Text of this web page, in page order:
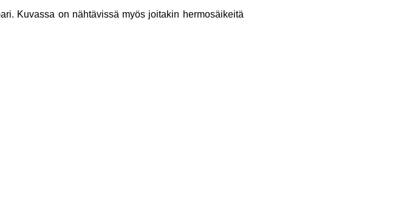
Kuvassa on nähtävissä myös joitakin hermosäikeitä